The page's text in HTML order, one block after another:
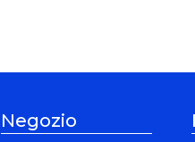
Negozio